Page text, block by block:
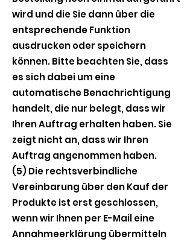
wird und die Sie dann über die
entsprechende Funktion
ausdrucken oder speichern
können. Bitte beachten Sie, dass
es sich dabei um eine
automatische Benachrichtigung
handelt, die nur belegt, dass wir
Ihren Auftrag erhalten haben. Sie
zeigt nicht an, dass wir Ihren
Auftrag angenommen haben.
(5) Die rechtsverbindliche
Vereinbarung über den Kauf der
Produkte ist erst geschlossen,
wenn wir Ihnen per E-Mail eine
Annahmeerklärung übermitteln